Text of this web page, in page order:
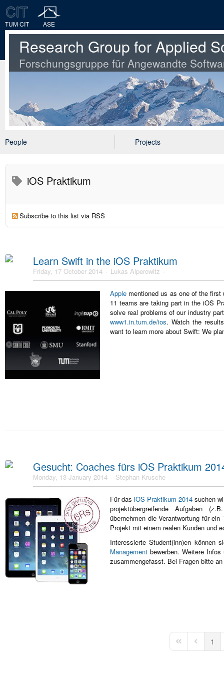
TUM CIT ASE
Research Group for Applied
Forschungsgruppe für Angewandte
People Projects
iOS Praktikum
Subscribe to this list via RSS
Learn Swift in the iOS Praktikum
Friday, 17 October 2014 Lukas Alperowitz
Apple mentioned us as one of the
11 teams are taking part in the iOS
solve real problems of our industry
www1.in.tum.de/ios. Watch the
want to learn more about Swift: We
Gesucht: Coaches fürs iOS Praktikum
Monday, 13 January 2014 Stephan Krusche
Für das iOS Praktikum 2014 suchen
projektübergreifende Aufgaben
übernehmen die Verantwortung für
Projekt mit einem realen Kunden und
Interessierte Student(inn)en
Management bewerben. Weitere
zusammengefasst. Bei Fragen bitte an
First PagePrevious
1